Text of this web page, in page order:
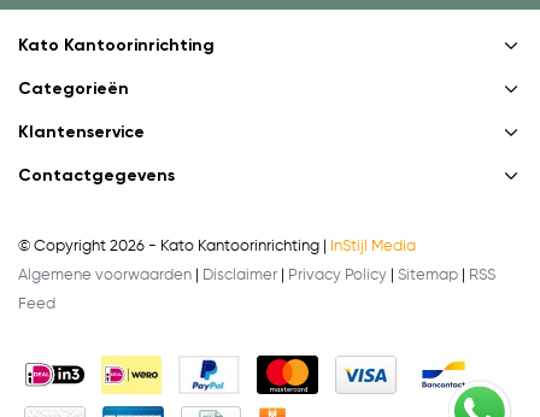
Kato Kantoorinrichting
Categorieën
Klantenservice
Contactgegevens
© Copyright 2026 - Kato Kantoorinrichting |
InStijl Media
Algemene voorwaarden
Disclaimer Privacy Policy Sitemap
RSS
Feed